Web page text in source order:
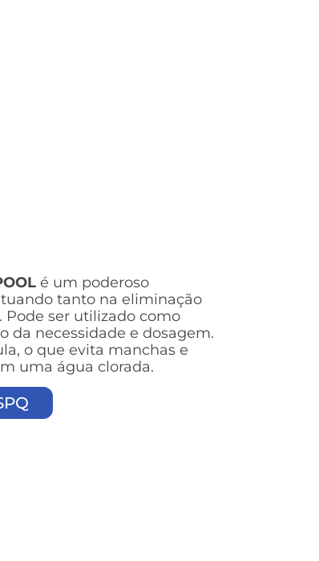
é um poderoso
tanto na eliminação
ser utilizado como
da necessidade e dosagem.
o que evita manchas e
uma água clorada.